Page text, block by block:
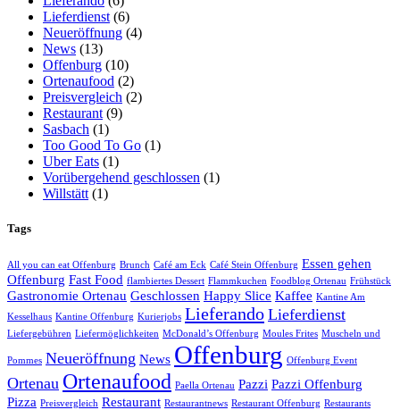
Lieferdienst (6)
Neueröffnung (4)
News (13)
Offenburg (10)
Ortenaufood (2)
Preisvergleich (2)
Restaurant (9)
Sasbach (1)
Too Good To Go (1)
Uber Eats (1)
Vorübergehend geschlossen (1)
Willstätt (1)
Tags
All you can eat Offenburg Brunch Café am Eck Café Stein Offenburg Essen gehen
Offenburg Fast Food flambiertes Dessert Flammkuchen Foodblog Ortenau Frühstück
Gastronomie Ortenau Geschlossen Happy Slice Kaffee Kantine Am
Kesselhaus Kantine Offenburg Kurierjobs Lieferando Lieferdienst
Liefergebühren Liefermöglichkeiten McDonald’s Offenburg Moules Frites Muscheln und
Pommes Neueröffnung News Offenburg Offenburg Event
Ortenau Ortenaufood Paella Ortenau Pazzi Pazzi Offenburg
Pizza Preisvergleich Restaurant Restaurantnews Restaurant Offenburg Restaurants